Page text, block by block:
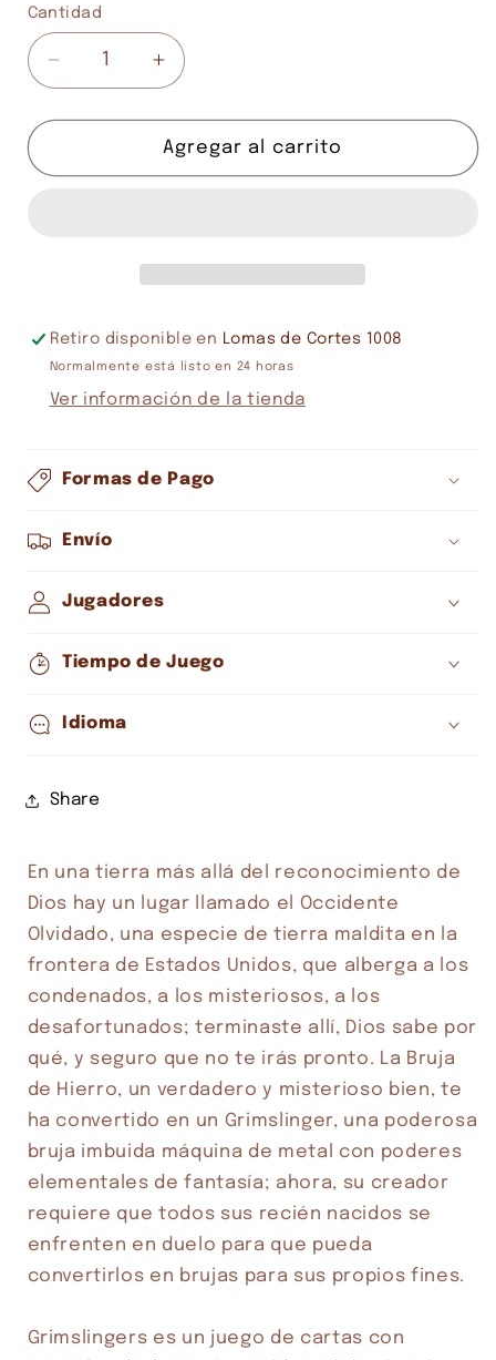
Cantidad
Cantidad
Reducir
cantidad
para
GRIMSLINGERS
Aumentar
cantidad
para
GRIMSLINGERS
Agregar al carrito
Retiro disponible en Lomas de Cortes 1008
Normalmente está listo en 24 horas
Ver información de la tienda
Formas de Pago
Envío
Jugadores
Tiempo de Juego
Idioma
Share
En una tierra más allá del reconocimiento de
Dios hay un lugar llamado el Occidente
Olvidado, una especie de tierra maldita en la
frontera de Estados Unidos, que alberga a los
condenados, a los misteriosos, a los
desafortunados; terminaste allí, Dios sabe por
qué, y seguro que no te irás pronto. La Bruja
de Hierro, un verdadero y misterioso bien, te
ha convertido en un Grimslinger, una poderosa
bruja imbuida máquina de metal con poderes
elementales de fantasía; ahora, su creador
requiere que todos sus recién nacidos se
enfrenten en duelo para que pueda
convertirlos en brujas para sus propios fines.
Grimslingers es un juego de cartas con
Compra ahora y paga a meses
sin tarjeta de crédito
1 Agrega tu producto al carrito yelige
pagar con Meses sin Tarjeta.
En tu cuenta de Mercado Pago,elige
la cantidad de mesesy confirma.
3 Paga mes a mes
con saldo disponible,
débito u otros medios.
Crédito sujeto a aprobación.
¿Tienes dudas? Consulta nuestra
Ayuda.